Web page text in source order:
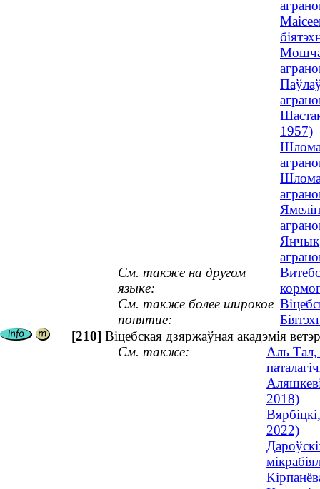
1957)
Янчык,
См. также на другом
языке:
См. также более широкое
понятие:
[210] Віцебская дзяржаўная акадэмія
См. также:
Аль Тал,
2018)
2022)